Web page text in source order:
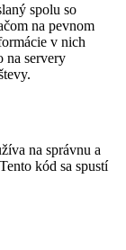
spolu so
na pevnom
v nich
na servery
na správnu a
kód sa spustí